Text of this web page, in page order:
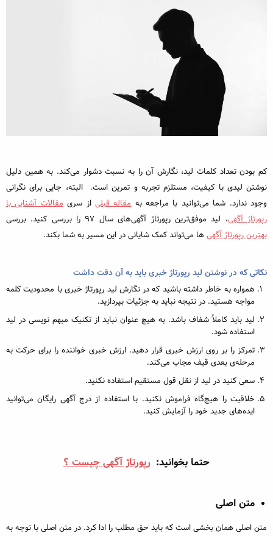
کم بودن تعداد کلمات لید، نگارش آن را به نسبت دشوار می‌کند. به همین دلیل
نوشتن لیدی با کیفیت، مستلزم تجربه و تمرین است. البته، جایی برای نگرانی
وجود ندارد. شما می‌‌توانید با مراجعه بهمقاله قبلی از سریمقالات آشنایی با
رپورتاژ آگهی، لید موفق‌ترین رپورتاژ آگهی‌های سال ۹۷ را بررسی کنید. بررسی
بهترین رپورتاژ آگهی ها می‌‌تواند کمک شایانی در این مسیر به شما بکند.
نکاتی که در نوشتن لید رپورتاژ خبری باید به آن دقت داشت
همواره به خاطر داشته باشید که در نگارش لید رپورتاژ خبری با محدودیت کلمه
مواجه هستید. در نتیجه نباید به جزئیات بپردازید.
لید باید کاملاً شفاف باشد. به هیچ عنوان نباید از تکنیک مبهم نویسی در لید
استفاده شود.
تمرکز را بر روی ارزش خبری قرار دهید. ارزش خبری خواننده را برای حرکت به
مرحله‌ی بعدی قیف مجاب می‌کند.
سعی کنید در لید از نقل قول مستقیم استفاده نکنید.
خلاقیت را هیچ‌گاه فراموش نکنید. با استفاده از درج آگهی رایگان می‌توانید
ایده‌های جدید خود را آزمایش کنید.
حتما بخوانید: رپورتاژ آگهی چیست ؟
متن اصلی
متن اصلی همان بخشی است که باید حق مطلب را ادا کرد. در متن اصلی با توجه به